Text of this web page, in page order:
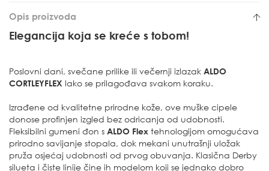
Opis proizvoda
Elegancija koja se kreće s tobom!
Poslovni dani, svečane prilike ili večernji izlazak ALDO
CORTLEYFLEX lako se prilagođava svakom koraku.
Izrađene od kvalitetne prirodne kože, ove muške cipele
donose profinjen izgled bez odricanja od udobnosti.
Fleksibilni gumeni đon s ALDO Flex tehnologijom omogućava
prirodno savijanje stopala, dok mekani unutrašnji uložak
pruža osjećaj udobnosti od prvog obuvanja. Klasična Derby
silueta i čiste linije čine ih modelom koji se jednako dobro